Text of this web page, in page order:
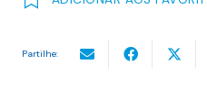
Partilhe: